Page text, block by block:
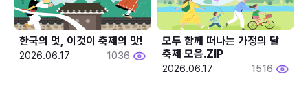
한국의 멋, 이것이 축제의 맛!
2026.06.17 1036
모두 함께 떠나는 가정의 달
축제 모음.ZIP
2026.06.17 1516